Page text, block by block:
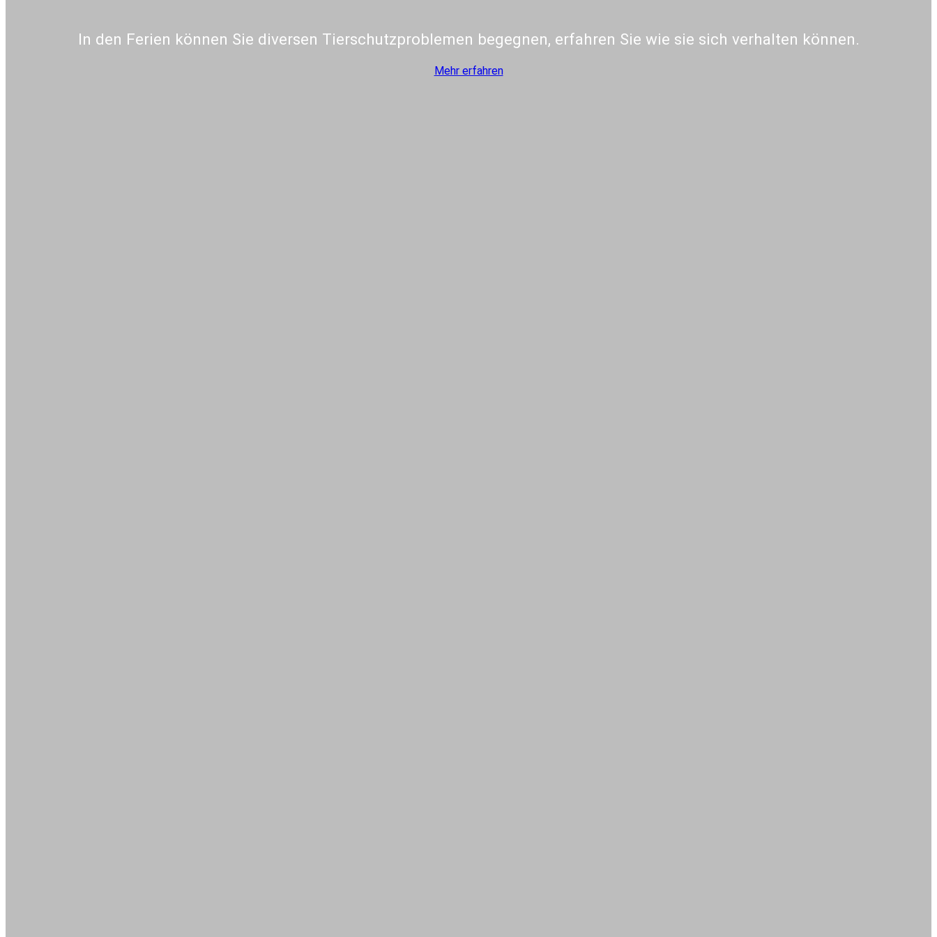
In den Ferien können Sie diversen Tierschutzproblemen begegnen, erfahren Sie wie sie sich verhalten können.
Mehr erfahren